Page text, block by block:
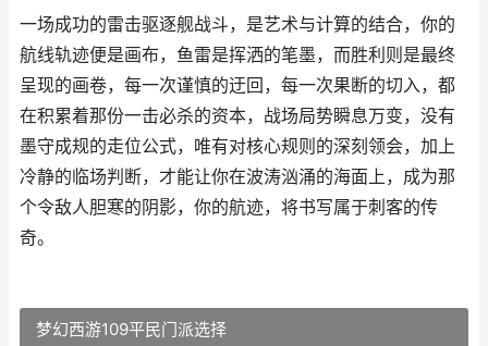
一场成功的雷击驱逐舰战斗，是艺术与计算的结合，你的
航线轨迹便是画布，鱼雷是挥洒的笔墨，而胜利则是最终
呈现的画卷，每一次谨慎的迂回，每一次果断的切入，都
在积累着那份一击必杀的资本，战场局势瞬息万变，没有
墨守成规的走位公式，唯有对核心规则的深刻领会，加上
冷静的临场判断，才能让你在波涛汹涌的海面上，成为那
个令敌人胆寒的阴影，你的航迹，将书写属于刺客的传
奇。
梦幻西游109平民门派选择